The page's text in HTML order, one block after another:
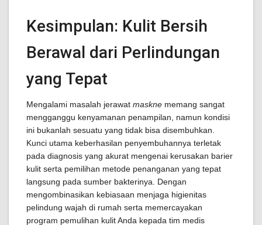
Kesimpulan: Kulit Bersih
Berawal dari Perlindungan
yang Tepat
Mengalami masalah jerawat maskne memang sangat
mengganggu kenyamanan penampilan, namun kondisi
ini bukanlah sesuatu yang tidak bisa disembuhkan.
Kunci utama keberhasilan penyembuhannya terletak
pada diagnosis yang akurat mengenai kerusakan barier
kulit serta pemilihan metode penanganan yang tepat
langsung pada sumber bakterinya. Dengan
mengombinasikan kebiasaan menjaga higienitas
pelindung wajah di rumah serta memercayakan
program pemulihan kulit Anda kepada tim medis